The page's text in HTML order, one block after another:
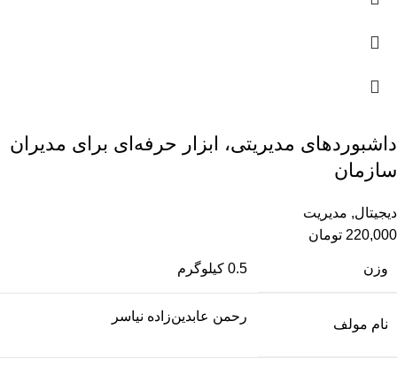
داشبورد‌های مدیریتی، ابزار حرفه‌‌ای برای مدیران
سازمان
دیجیتال, مدیریت
220,000 تومان
وزن 0.5 کیلوگرم
نام مولف
رحمن عابدین‌زاده نیاسر